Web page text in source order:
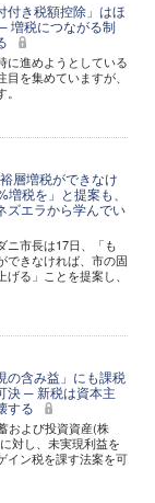
付き税額控除」はほ
増税につながる制
に進めようとしている
目を集めていますが、
層増税ができなけ
税を」と提案も、
ズエラから学んでい
ニ市長は17日、「も
できなければ、市の固
る」ことを提案し、
の含み益」にも課税
決 ─ 新税は資本主
する
および投資資産(株
対し、未実現利益を
イン税を課す法案を可